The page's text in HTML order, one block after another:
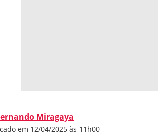
Miragaya
em 12/04/2025 às 11h00